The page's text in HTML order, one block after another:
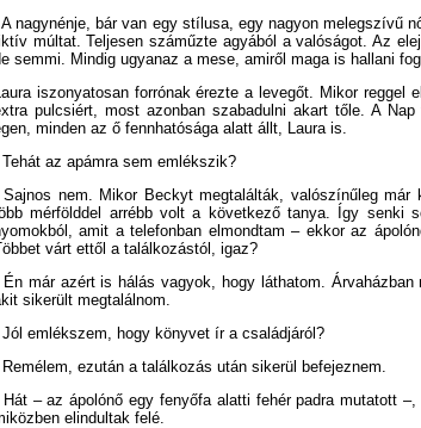
nagynénje, bár van egy stílusa, egy nagyon melegszívű
múltat. Teljesen száműzte agyából a valóságot. Az
semmi. Mindig ugyanaz a mese, amiről maga is hallani
iszonyatosan forrónak érezte a levegőt. Mikor
pulcsiért, most azonban szabadulni akart tőle. A
minden az ő fennhatósága alatt állt, Laura is.
az apámra sem emlékszik?
Sajnos nem. Mikor Beckyt megtalálták, valószínűleg
mérfölddel arrébb volt a következő tanya. Így senki
amit a telefonban elmondtam – ekkor az
várt ettől a találkozástól, igaz?
Én már azért is hálás vagyok, hogy láthatom.
sikerült megtalálnom.
emlékszem, hogy könyvet ír a családjáról?
ezután a találkozás után sikerül befejeznem.
Hát – az ápolónő egy fenyőfa alatti fehér padra mutatott
elindultak felé.